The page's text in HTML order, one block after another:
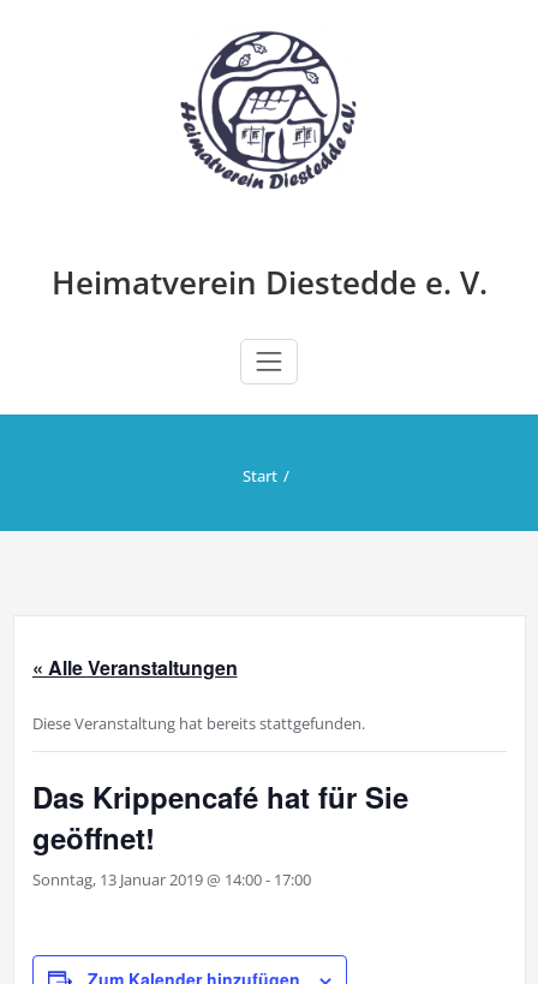
Heimatverein Diestedde e. V.
Start
« Alle Veranstaltungen
Diese Veranstaltung hat bereits stattgefunden.
Das Krippencafé hat für Sie
geöffnet!
Sonntag, 13 Januar 2019 @ 14:00- 17:00